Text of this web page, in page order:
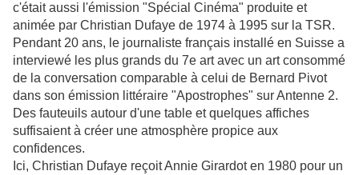
c'était aussi l'émission "Spécial Cinéma" produite et
animée par Christian Dufaye de 1974 à 1995 sur la TSR.
Pendant 20 ans, le journaliste français installé en Suisse a
interviewé les plus grands du 7e art avec un art consommé
de la conversation comparable à celui de Bernard Pivot
dans son émission littéraire "Apostrophes" sur Antenne 2.
Des fauteuils autour d'une table et quelques affiches
suffisaient à créer une atmosphère propice aux
confidences.
Ici, Christian Dufaye reçoit Annie Girardot en 1980 pour un